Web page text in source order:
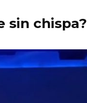
sin chispa?